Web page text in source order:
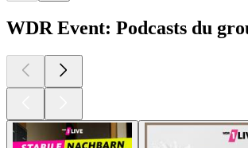
WDR Event: Podcasts du